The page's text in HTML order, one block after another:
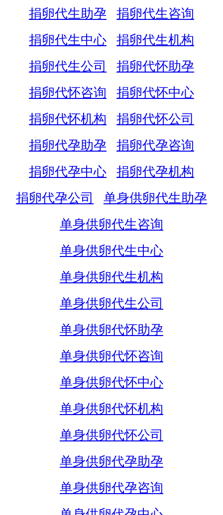
捐卵代生助孕
捐卵代生咨询
捐卵代生中心
捐卵代生机构
捐卵代生公司
捐卵代怀助孕
捐卵代怀咨询
捐卵代怀中心
捐卵代怀机构
捐卵代怀公司
捐卵代孕助孕
捐卵代孕咨询
捐卵代孕中心
捐卵代孕机构
捐卵代孕公司
单身供卵代生助孕
单身供卵代生咨询
单身供卵代生中心
单身供卵代生机构
单身供卵代生公司
单身供卵代怀助孕
单身供卵代怀咨询
单身供卵代怀中心
单身供卵代怀机构
单身供卵代怀公司
单身供卵代孕助孕
单身供卵代孕咨询